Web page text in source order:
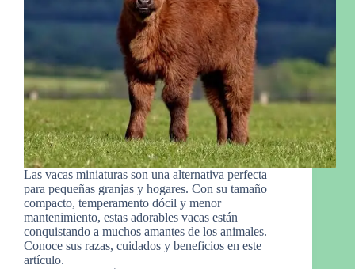
Las vacas miniaturas son una alternativa perfecta
para pequeñas granjas y hogares. Con su tamaño
compacto, temperamento dócil y menor
mantenimiento, estas adorables vacas están
conquistando a muchos amantes de los animales.
Conoce sus razas, cuidados y beneficios en este
artículo.